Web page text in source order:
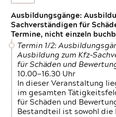
Ausbildungsgänge:
Sachverständigen für
Termine, nicht einzeln
Termin 1/2:
Ausbildung zum Kfz-
für Schäden und
10.00—16.30 Uhr
In dieser Veranstaltung
im gesamten
für Schäden und
Bestandteil ist sowohl die